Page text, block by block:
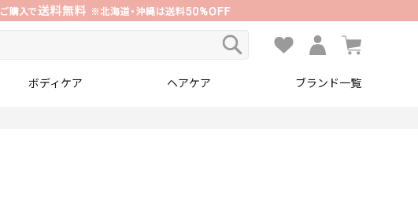
ボディケア ヘアケア ブランド一覧